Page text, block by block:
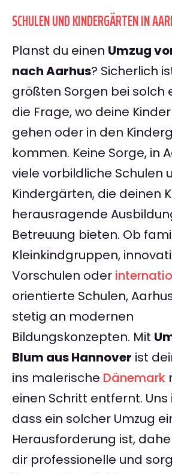
SCHULEN UND KINDERGÄRTEN IN
Planst du einen Umzug
nach Aarhus? Sicherlich
größten Sorgen bei solch
die Frage, wo deine
gehen oder in den
kommen. Keine Sorge, in
viele vorbildliche Schulen
Kindergärten, die deinen
herausragende
Betreuung bieten. Ob
Kleinkindgruppen,
Vorschulen oder
orientierte Schulen,
stetig an modernen
Bildungskonzepten. Mit
Blum aus Hannover ist
ins malerische Dänemark
einen Schritt entfernt. Uns
dass ein solcher Umzug
Herausforderung ist,
dir professionelle und